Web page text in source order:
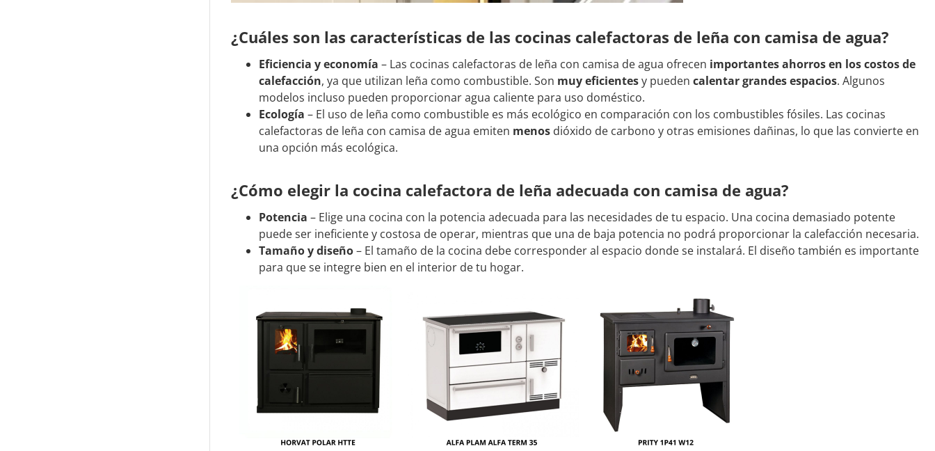
¿Cuáles son las características de las cocinas calefactoras de leña con camisa de agua?
Eficiencia y economía – Las cocinas calefactoras de leña con camisa de agua ofrecen importantes ahorros en los costos de
calefacción, ya que utilizan leña como combustible. Son muy eficientesy pueden calentar grandes espacios. Algunos
modelos incluso pueden proporcionar agua caliente para uso doméstico.
Ecología – El uso de leña como combustible es más ecológico en comparación con los combustibles fósiles. Las cocinas
calefactoras de leña con camisa de agua emiten menos dióxido de carbono y otras emisiones dañinas, lo que las convierte en
una opción más ecológica.
¿Cómo elegir la cocina calefactora de leña adecuada con camisa de agua?
Potencia – Elige una cocina con la potencia adecuada para las necesidades de tu espacio. Una cocina demasiado potente
puede ser ineficiente y costosa de operar, mientras que una de baja potencia no podrá proporcionar la calefacción necesaria.
Tamaño y diseño– El tamaño de la cocina debe corresponder al espacio donde se instalará. El diseño también es importante
para que se integre bien en el interior de tu hogar.